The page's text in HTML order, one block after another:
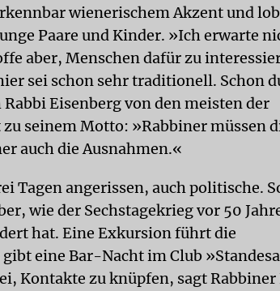
wienerischem Akzent und
Paare und Kinder. »Ich erwarte
aber, Menschen dafür zu
sei schon sehr traditionell. Schon
Eisenberg von den meisten der
seinem Motto: »Rabbiner müssen
auch die Ausnahmen.«
Tagen angerissen, auch politische.
wie der Sechstagekrieg vor 50
hat. Eine Exkursion führt die
gibt eine Bar-Nacht im Club
Kontakte zu knüpfen, sagt Rabbiner